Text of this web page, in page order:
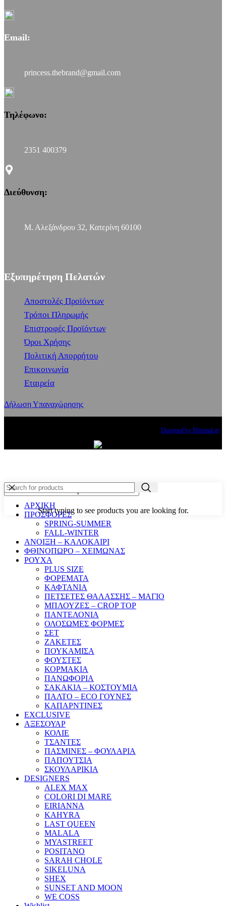
Email:
princess.thebrand@gmail.com
Τηλέφωνο:
2351 400379
Διεύθυνση:
Μ. Αλεξάνδρου 32, Κατερίνη 60100
Εξυπηρέτηση Πελατών
Αποστολές Προϊόντων
Τρόποι Πληρωμής
Επιστροφές Προϊόντων
Όροι Χρήσης
Πολιτική Απορρήτου
Επικοινωνία
Εταιρεία
Δήλωση Υπαναχώρησης
Designed by Minimal.gr
Start typing to see products you are looking for.
ΑΡΧΙΚΗ
ΠΡΟΣΦΟΡΕΣ
SPRING-SUMMER
FALL-WINTER
ΑΝΟΙΞΗ – ΚΑΛΟΚΑΙΡΙ
ΦΘΙΝΟΠΩΡΟ – ΧΕΙΜΩΝΑΣ
ΡΟΥΧΑ
PLUS SIZE
ΦΟΡΕΜΑΤΑ
ΚΑΦΤΑΝΙΑ
ΠΕΤΣΕΤΕΣ ΘΑΛΑΣΣΗΣ – ΜΑΓΙΟ
ΜΠΛΟΥΖΕΣ – CROP TOP
ΠΑΝΤΕΛΟΝΙΑ
ΟΛΟΣΩΜΕΣ ΦΟΡΜΕΣ
ΣΕΤ
ΖΑΚΕΤΕΣ
ΠΟΥΚΑΜΙΣΑ
ΦΟΥΣΤΕΣ
ΚΟΡΜΑΚΙΑ
ΠΑΝΩΦΟΡΙΑ
ΣΑΚΑΚΙΑ – ΚΟΣΤΟΥΜΙΑ
ΠΑΛΤΟ – ECO ΓΟΥΝΕΣ
ΚΑΠΑΡΝΤΙΝΕΣ
EXCLUSIVE
ΑΞΕΣΟΥΑΡ
ΚΟΛΙΕ
ΤΣΑΝΤΕΣ
ΠΑΣΜΙΝΕΣ – ΦΟΥΛΑΡΙΑ
ΠΑΠΟΥΤΣΙΑ
ΣΚΟΥΛΑΡΙΚΙΑ
DESIGNERS
ALEX MAX
COLORI DI MARE
EIRIANNA
KAHYRA
LAST QUEEN
MALALA
MYASTREET
POSITANO
SARAH CHOLE
SIKELUNA
SHEX
SUNSET AND MOON
WE COSS